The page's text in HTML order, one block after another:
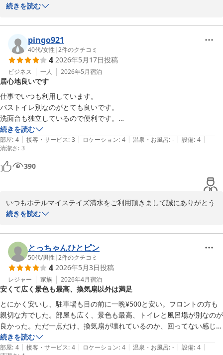
まいりますので、清水へお越しの際はぜひ当ホテルをご利用くださ
いませ。
またのお越しをスタッフ一同、心よりお待ち申し上げております。
ホテルマイステイズ清水　フロント
ホテルマイステイズ清水
2026-07-08
うございます。
交通の便の良さ、また、お部屋の清潔さに関するお褒めの言葉を頂
きありがとうございます。嬉しく拝読させていただきました。
当館はJR清水駅から徒歩3分の場所に位置しているため、移動がし
やすい立地であると存じております。
一方で、浴室の床の汚れに関しまして、ご不快な思いをさせてしま
い申し訳ございません。
早急に客室の確認を行い、改善に努めて参ります。
今後とも快適にお過ごしいただけるホテルを目指し、より一層のサ
ービス向上と施設管理に努めてまいります。
ホテルマイステイズ清水　フロント
ホテルマイステイズ清水
続きを読む
pingo921
40代/女性 |2件のクチコミ
4 2026年5月17日投稿
ビジネス 一人 2026年5月宿泊
居心地良いです
仕事でいつも利用しています。
バストイレ別なのがとても良いです。
洗面台も独立しているので便利です。
あと枕とクッションがベットにたくさんあるので好きなものを選べまし
た。
海側のお部屋だと結構電車の音が聞こえます。
時々換気が悪いなと感じることもありますが、それ以上に過ごしやすい
続きを読む
部屋: 4 | 接客・サービス: 3 | ロケーション: 4 | 温泉・お風呂: - | 設備: 4 |
清潔さ: 3
390
いつもホテルマイステイズ清水をご利用頂きまして誠にありがとう
ございます。
じます。
海側のお部屋は線路に面したお部屋になりますので電車の音につき
ましてはご迷惑をおかけしておりますことを心よりお詫び申し上げ
ます。
またお部屋の空調等につきましても、改善に努めて参ります。
いつも当ホテルをご利用頂き感謝申し上げます。
お客様のまたのご利用を心よりお待ち申し上げております。
ホテルマイステイズ清水　フロント
ホテルマイステイズ清水
続きを読む
とっちゃんひとピン
50代/男性 |2件のクチコミ
4 2026年5月3日投稿
レジャー 家族 2026年4月宿泊
安くて広く景色も最高、換気扇以外は満足
とにかく安いし、駐車場も目の前に一晩¥500と安い。フロントの方も
親切な方でした。部屋も広く、景色も最高、トイレと風呂場が別なのが
良かった。ただ一点だけ、換気扇が壊れているのか、回ってない感じで
した。
続きを読む
部屋: 4 | 接客・サービス: 4 | ロケーション: 4 | 温泉・お風呂: - | 設備: 4 |